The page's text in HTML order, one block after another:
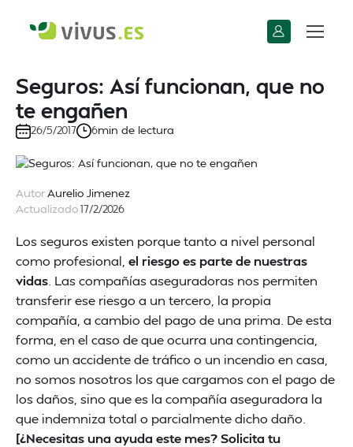
Seguros: Así funcionan, que no
te engañen
26/5/2017 6min de lectura
AutorAurelio Jimenez
Actualizado17/2/2026
Los seguros existen porque tanto a nivel personal
como profesional, el riesgo es parte de nuestras
vidas . Las compañías aseguradoras nos permiten
transferir ese riesgo a un tercero, la propia
compañía, a cambio del pago de una prima. De esta
forma, en el caso de que ocurra una contingencia,
como un accidente de tráfico o un incendio en casa,
no somos nosotros los que cargamos con el pago de
los daños, sino que es la compañía aseguradora la
que indemniza total o parcialmente dicho daño.
[¿Necesitas una ayuda este mes? Solicita tu